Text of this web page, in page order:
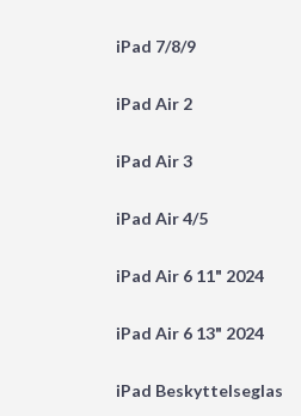
iPad 7/8/9
iPad Air 2
iPad Air 3
iPad Air 4/5
iPad Air 6 11" 2024
iPad Air 6 13" 2024
iPad Beskyttelseglas